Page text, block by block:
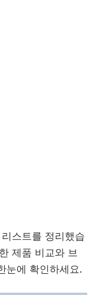
스트를 정리했습
제품 비교와 브
눈에 확인하세요.